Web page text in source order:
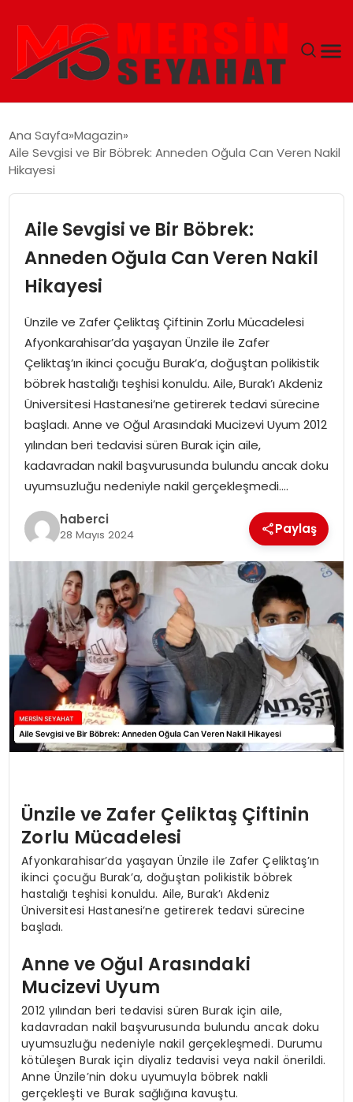
EKONOMI
GÜNCEL
Ana Sayfa Magazin
Aile Sevgisi ve Bir Böbrek: Anneden Oğula Can Veren Nakil
Hikayesi
Aile Sevgisi ve Bir Böbrek:
Anneden Oğula Can Veren Nakil
Hikayesi
Ünzile ve Zafer Çeliktaş Çiftinin Zorlu Mücadelesi
Afyonkarahisar’da yaşayan Ünzile ile Zafer
Çeliktaş’ın ikinci çocuğu Burak’a, doğuştan polikistik
böbrek hastalığı teşhisi konuldu. Aile, Burak’ı Akdeniz
Üniversitesi Hastanesi’ne getirerek tedavi sürecine
başladı. Anne ve Oğul Arasındaki Mucizevi Uyum 2012
yılından beri tedavisi süren Burak için aile,
kadavradan nakil başvurusunda bulundu ancak doku
uyumsuzluğu nedeniyle nakil gerçekleşmedi….
haberci
28 Mayıs 2024 Paylaş
Ünzile ve Zafer Çeliktaş Çiftinin
Zorlu Mücadelesi
Afyonkarahisar’da yaşayan Ünzile ile Zafer Çeliktaş’ın
ikinci çocuğu Burak’a, doğuştan polikistik böbrek
hastalığı teşhisi konuldu. Aile, Burak’ı Akdeniz
Üniversitesi Hastanesi’ne getirerek tedavi sürecine
başladı.
Anne ve Oğul Arasındaki
Mucizevi Uyum
2012 yılından beri tedavisi süren Burak için aile,
kadavradan nakil başvurusunda bulundu ancak doku
uyumsuzluğu nedeniyle nakil gerçekleşmedi. Durumu
kötüleşen Burak için diyaliz tedavisi veya nakil önerildi.
Anne Ünzile’nin doku uyumuyla böbrek nakli
gerçekleşti ve Burak sağlığına kavuştu.